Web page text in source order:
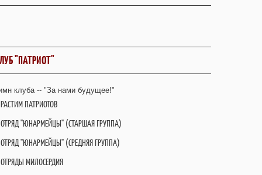
"ПАТРИОТ"
клуба -- "За нами будущее!"
РАСТИМ ПАТРИОТОВ
ОТРЯД "ЮНАРМЕЙЦЫ" (СТАРШАЯ ГРУППА)
ОТРЯД "ЮНАРМЕЙЦЫ" (СРЕДНЯЯ ГРУППА)
ОТРЯДЫ МИЛОСЕРДИЯ